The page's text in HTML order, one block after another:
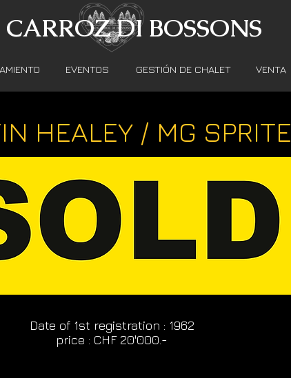
DI BOSSONS
EVENTOS GESTIÓN DE CHALET VENTA
HEALEY / MG SPRITE
Date of 1st registration : 1962
price : CHF 20'000.-
Date of 1st registration : 1962
price : CHF 20'000.-